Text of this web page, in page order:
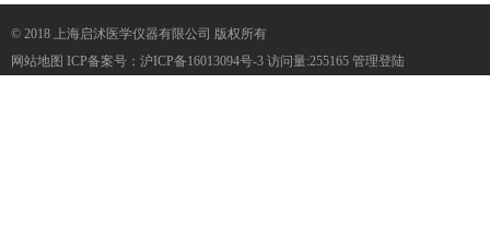
© 2018 上海启沭医学仪器有限公司 版权所有
网站地图 ICP备案号： 沪ICP备16013094号-3 访问量:255165 管理登陆